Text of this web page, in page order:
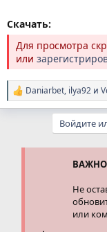
Скачать:
Для просмотра
или
Р
е
Daniarbet, ilya92 и
Войдите
Не
или